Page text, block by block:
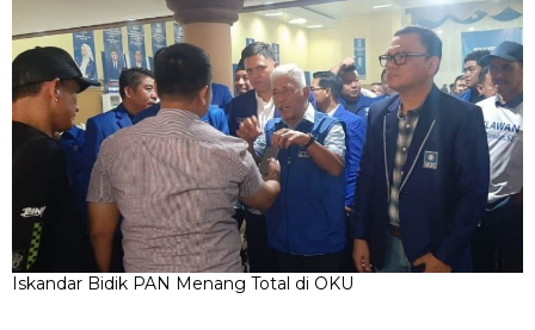
Iskandar Bidik PAN Menang Total di OKU